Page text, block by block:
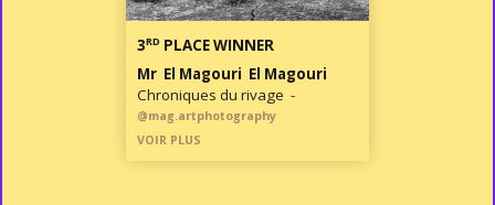
3RD PLACE WINNER
Mr El Magouri El Magouri
Chroniques du rivage -
@mag.artphotography
VOIR PLUS